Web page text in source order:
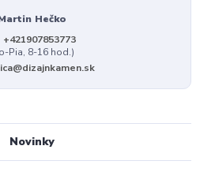
Hečko
+421907853773
Pia, 8-16 hod.)
Novinky